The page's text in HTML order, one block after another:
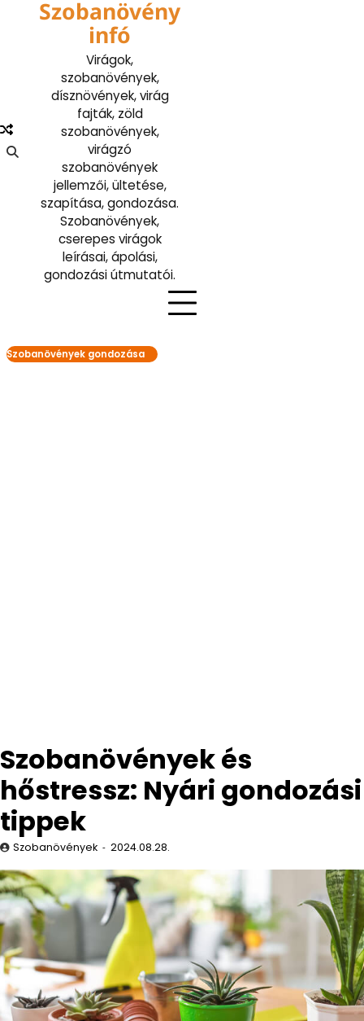
Szobanövény
infó
Virágok,
szobanövények,
dísznövények, virág
fajták, zöld
szobanövények,
virágzó
szobanövények
jellemzői, ültetése,
szapítása, gondozása.
Szobanövények,
cserepes virágok
leírásai, ápolási,
gondozási útmutatói.
Szobanövények gondozása
Szobanövények és
hőstressz: Nyári gondozási
tippek
Szobanövények 2024.08.28.